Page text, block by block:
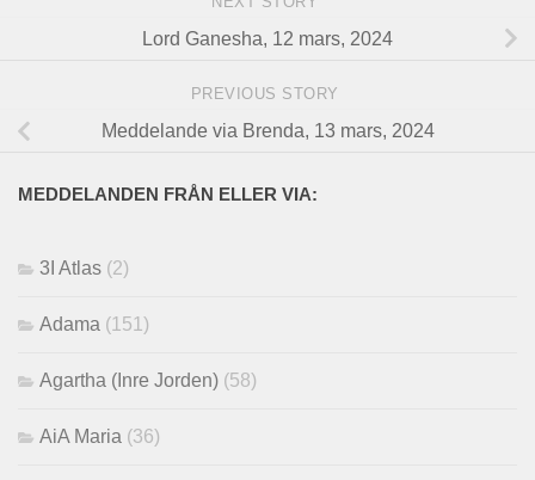
Lord Ganesha, 12 mars, 2024
PREVIOUS STORY
Meddelande via Brenda, 13 mars, 2024
MEDDELANDEN FRÅN ELLER VIA:
3I Atlas (2)
Adama (151)
Agartha (Inre Jorden) (58)
AiA Maria (36)